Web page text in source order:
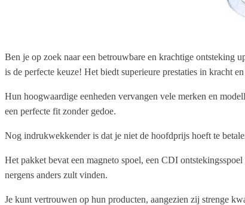
Ben je op zoek naar een betrouwbare en krachtige ontsteking
is de perfecte keuze! Het biedt superieure prestaties in kracht
Hun hoogwaardige eenheden vervangen vele merken en
een perfecte fit zonder gedoe.
Nog indrukwekkender is dat je niet de hoofdprijs hoeft te
Het pakket bevat een magneto spoel, een CDI
nergens anders zult vinden.
Je kunt vertrouwen op hun producten, aangezien zij strenge